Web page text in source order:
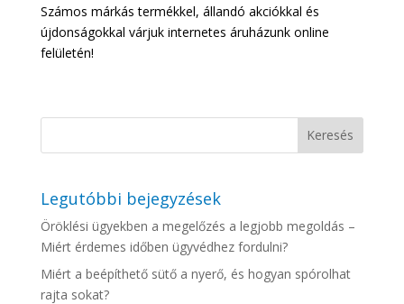
Számos márkás termékkel, állandó akciókkal és
újdonságokkal várjuk internetes áruházunk online
felületén!
Legutóbbi bejegyzések
Öröklési ügyekben a megelőzés a legjobb megoldás –
Miért érdemes időben ügyvédhez fordulni?
Miért a beépíthető sütő a nyerő, és hogyan spórolhat
rajta sokat?